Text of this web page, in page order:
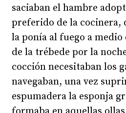
saciaban el hambre
preferido de la cocinera,
la ponía al fuego a
de la trébede por la
cocción necesitaban los
navegaban, una vez
espumadera la esponja